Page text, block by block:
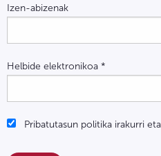
Izen-abizenak
Helbide elektronikoa *
Pribatutasun politika irakurri